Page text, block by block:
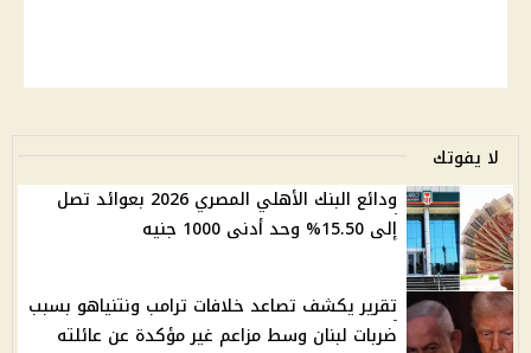
لا يفوتك
ودائع البنك الأهلي المصري 2026 بعوائد تصل
إلى 15.50% وحد أدنى 1000 جنيه
تقرير يكشف تصاعد خلافات ترامب ونتنياهو بسبب
ضربات لبنان وسط مزاعم غير مؤكدة عن عائلته